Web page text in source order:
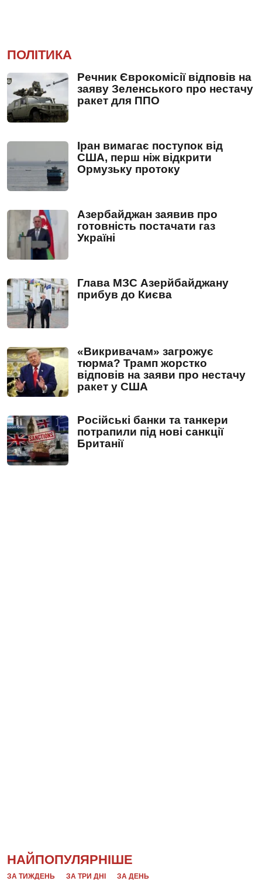
ПОЛІТИКА
Речник Єврокомісії відповів на
заяву Зеленського про нестачу
ракет для ППО
Іран вимагає поступок від
США, перш ніж відкрити
Ормузьку протоку
Азербайджан заявив про
готовність постачати газ
Україні
Глава МЗС Азерйбайджану
прибув до Києва
«Викривачам» загрожує
тюрма? Трамп жорстко
відповів на заяви про нестачу
ракет у США
Російські банки та танкери
потрапили під нові санкції
Британії
НАЙПОПУЛЯРНІШЕ
ЗА ТИЖДЕНЬ ЗА ТРИ ДНІ ЗА ДЕНЬ